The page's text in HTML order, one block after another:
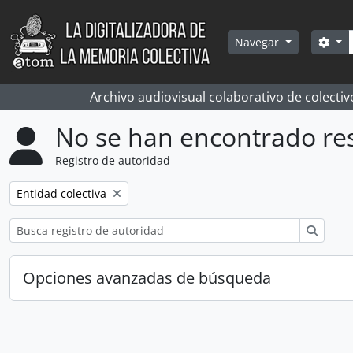
Skip to main content
Navegar
Archivo audiovisual colaborativo de
No se han encontrado
Registro de autoridad
Remove filter:
Entidad colectiva
Opciones avanzadas de búsqueda